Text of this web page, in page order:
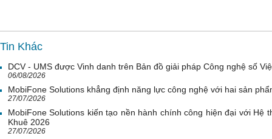
Tin Khác
DCV - UMS được Vinh danh trên Bản đồ giải pháp Công nghệ số
06/08/2026
MobiFone Solutions khẳng định năng lực công nghệ với hai sản
27/07/2026
MobiFone Solutions kiến tạo nền hành chính công hiện đại với Hệ
Khuê 2026
27/07/2026